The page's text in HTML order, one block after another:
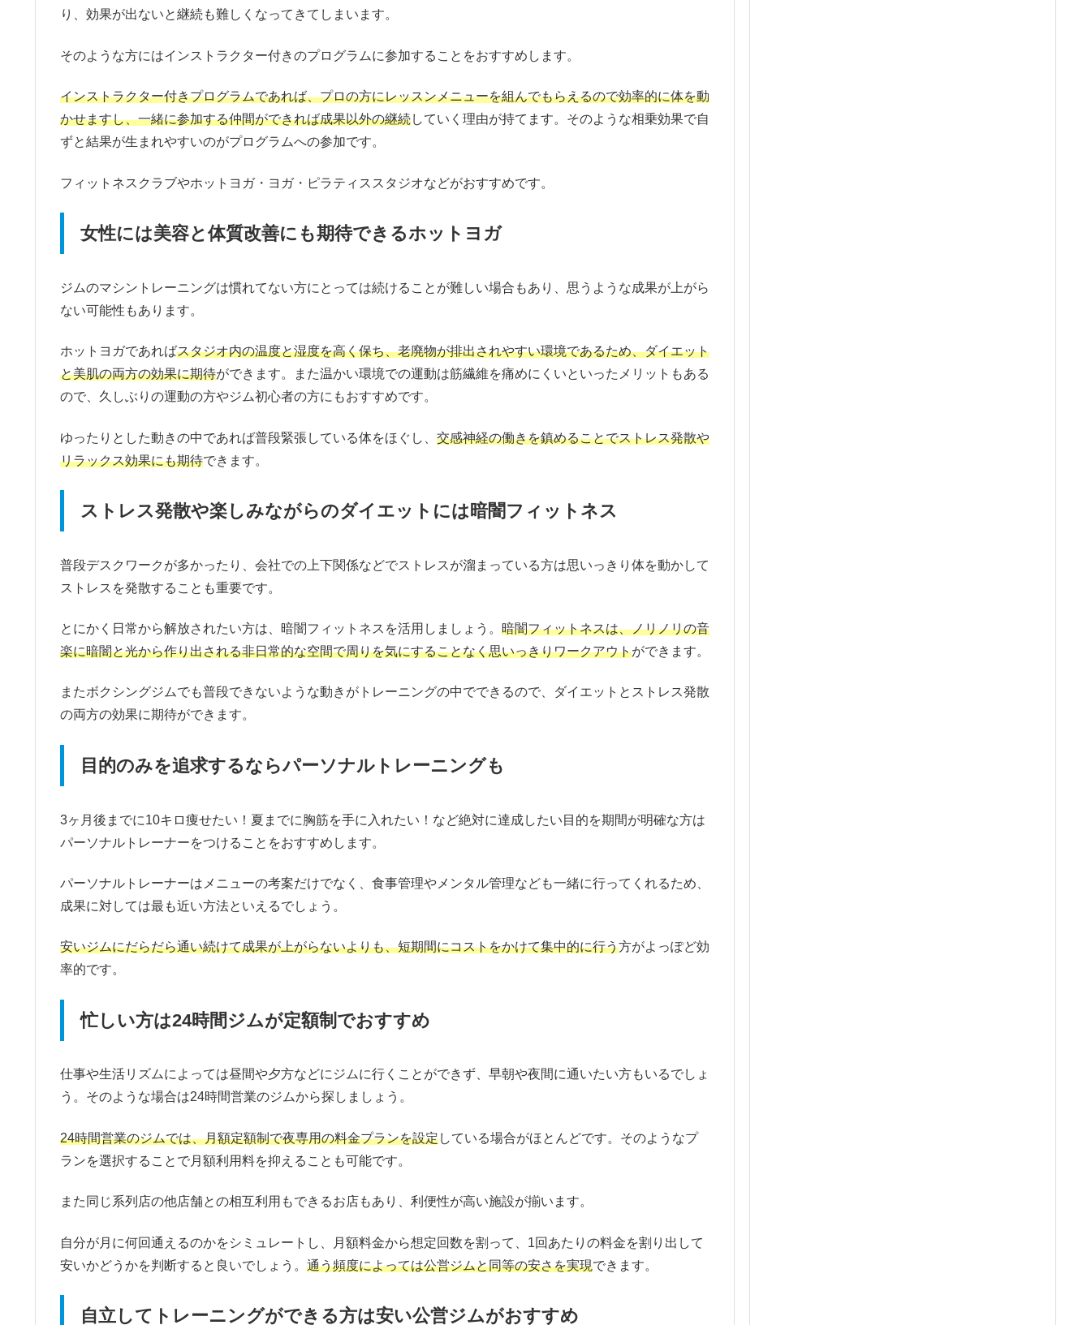
り、効果が出ないと継続も難しくなってきてしまいます。
そのような方にはインストラクター付きのプログラムに参加することをおすすめします。
インストラクター付きプログラムであれば、プロの方にレッスンメニューを組んでもらえるので効率的に体を動
かせますし、一緒に参加する仲間ができれば成果以外の継続していく理由が持てます。そのような相乗効果で自
ずと結果が生まれやすいのがプログラムへの参加です。
フィットネスクラブやホットヨガ・ヨガ・ピラティススタジオなどがおすすめです。
女性には美容と体質改善にも期待できるホットヨガ
ジムのマシントレーニングは慣れてない方にとっては続けることが難しい場合もあり、思うような成果が上がら
ない可能性もあります。
ホットヨガであればスタジオ内の温度と湿度を高く保ち、老廃物が排出されやすい環境であるため、ダイエット
と美肌の両方の効果に期待ができます。また温かい環境での運動は筋繊維を痛めにくいといったメリットもある
ので、久しぶりの運動の方やジム初心者の方にもおすすめです。
ゆったりとした動きの中であれば普段緊張している体をほぐし、 交感神経の働きを鎮めることでストレス発散や
リラックス効果にも期待できます。
ストレス発散や楽しみながらのダイエットには暗闇フィットネス
普段デスクワークが多かったり、会社での上下関係などでストレスが溜まっている方は思いっきり体を動かして
ストレスを発散することも重要です。
とにかく日常から解放されたい方は、暗闇フィットネスを活用しましょう。 暗闇フィットネスは、ノリノリの音
楽に暗闇と光から作り出される非日常的な空間で周りを気にすることなく思いっきりワークアウトができます。
またボクシングジムでも普段できないような動きがトレーニングの中でできるので、ダイエットとストレス発散
の両方の効果に期待ができます。
目的のみを追求するならパーソナルトレーニングも
3ヶ月後までに10キロ痩せたい！夏までに胸筋を手に入れたい！など絶対に達成したい目的を期間が明確な方は
パーソナルトレーナーをつけることをおすすめします。
パーソナルトレーナーはメニューの考案だけでなく、食事管理やメンタル管理なども一緒に行ってくれるため、
成果に対しては最も近い方法といえるでしょう。
安いジムにだらだら通い続けて成果が上がらないよりも、短期間にコストをかけて集中的に行う方がよっぽど効
率的です。
忙しい方は24時間ジムが定額制でおすすめ
仕事や生活リズムによっては昼間や夕方などにジムに行くことができず、早朝や夜間に通いたい方もいるでしょ
う。そのような場合は24時間営業のジムから探しましょう。
24時間営業のジムでは、月額定額制で夜専用の料金プランを設定している場合がほとんどです。そのようなプ
ランを選択することで月額利用料を抑えることも可能です。
また同じ系列店の他店舗との相互利用もできるお店もあり、利便性が高い施設が揃います。
自分が月に何回通えるのかをシミュレートし、月額料金から想定回数を割って、1回あたりの料金を割り出して
安いかどうかを判断すると良いでしょう。 通う頻度によっては公営ジムと同等の安さを実現できます。
自立してトレーニングができる方は安い公営ジムがおすすめ